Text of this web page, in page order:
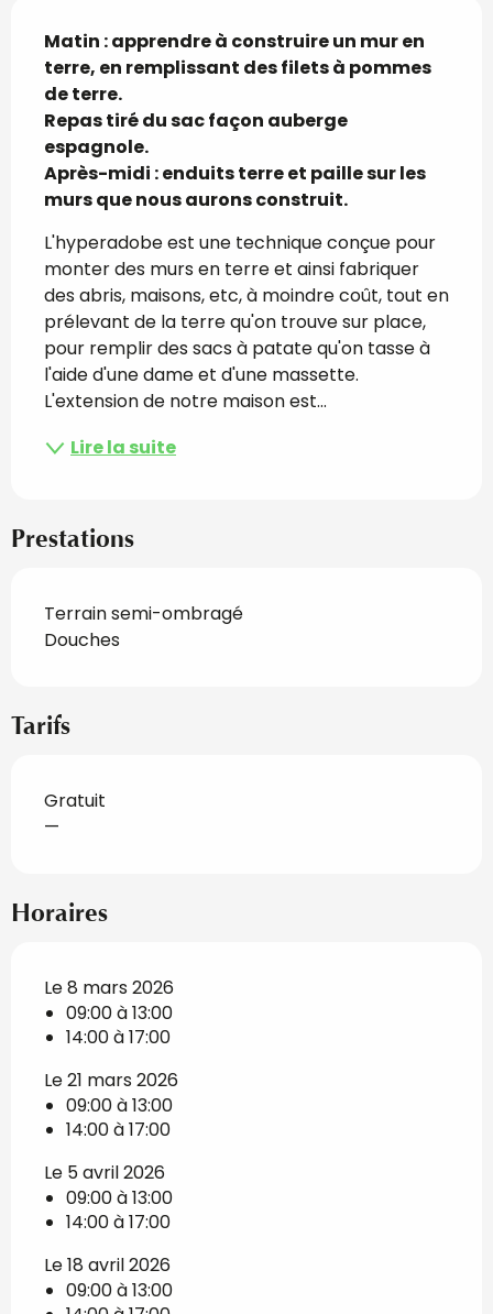
Description
Matin : apprendre à construire un mur en
terre, en remplissant des filets à pommes
de terre.
Repas tiré du sac façon auberge
espagnole.
Après-midi : enduits terre et paille sur les
murs que nous aurons construit.
L'hyperadobe est une technique conçue pour
monter des murs en terre et ainsi fabriquer
des abris, maisons, etc, à moindre coût, tout en
prélevant de la terre qu'on trouve sur place,
pour remplir des sacs à patate qu'on tasse à
l'aide d'une dame et d'une massette.
L'extension de notre maison est...
Lire la suite
Prestations
Terrain semi-ombragé
Douches
Tarifs
Gratuit
—
Horaires
Le 8 mars 2026
09:00 à 13:00
14:00 à 17:00
Le 21 mars 2026
09:00 à 13:00
14:00 à 17:00
Le 5 avril 2026
09:00 à 13:00
14:00 à 17:00
Le 18 avril 2026
09:00 à 13:00